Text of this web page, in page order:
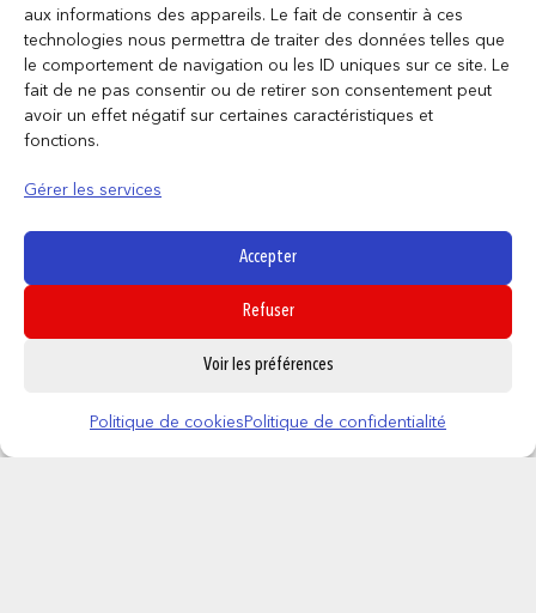
aux informations des appareils. Le fait de consentir à ces
technologies nous permettra de traiter des données telles que
le comportement de navigation ou les ID uniques sur ce site. Le
fait de ne pas consentir ou de retirer son consentement peut
avoir un effet négatif sur certaines caractéristiques et
fonctions.
Gérer les services
Accepter
Refuser
Voir les préférences
Politique de cookies Politique de confidentialité
JELLY BELLY – SPINNER 100g
14,95€
AJOUTER AU PANIER